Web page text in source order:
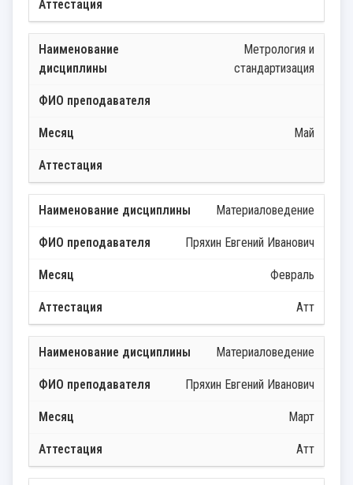
Метрология и
стандартизация
Май
Материаловедение
Пряхин Евгений Иванович
Февраль
Атт
Материаловедение
Пряхин Евгений Иванович
Март
Атт